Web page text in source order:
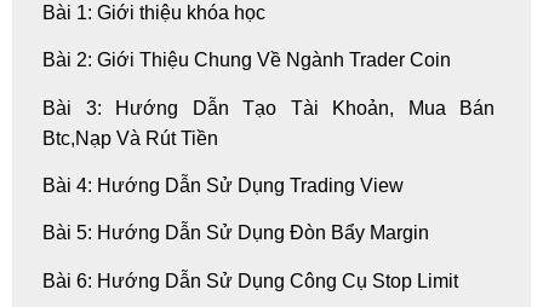
Bài 1: Giới thiệu khóa học
Bài 2: Giới Thiệu Chung Về Ngành Trader Coin
Bài 3: Hướng Dẫn Tạo Tài Khoản, Mua Bán
Btc,Nạp Và Rút Tiền
Bài 4: Hướng Dẫn Sử Dụng Trading View
Bài 5: Hướng Dẫn Sử Dụng Đòn Bẩy Margin
Bài 6: Hướng Dẫn Sử Dụng Công Cụ Stop Limit